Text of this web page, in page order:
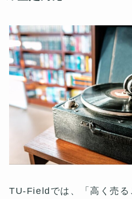
TU-Fieldでは、「高く売る